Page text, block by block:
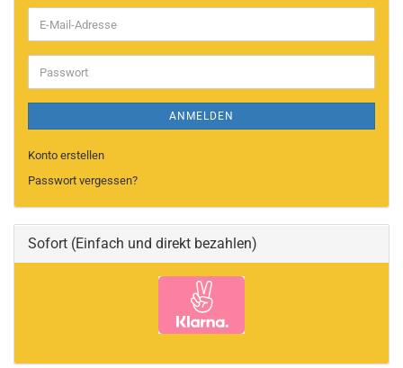
E-
Mail-
Adresse
Passwort
ANMELDEN
Konto erstellen
Passwort vergessen?
Sofort (Einfach und direkt bezahlen)